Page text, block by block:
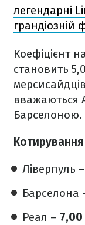
легендарні
грандіозній
Коефіцієнт
становить
вважаються
Барселоною.
Ліверпуль –
Барселона
Реал – 7,00